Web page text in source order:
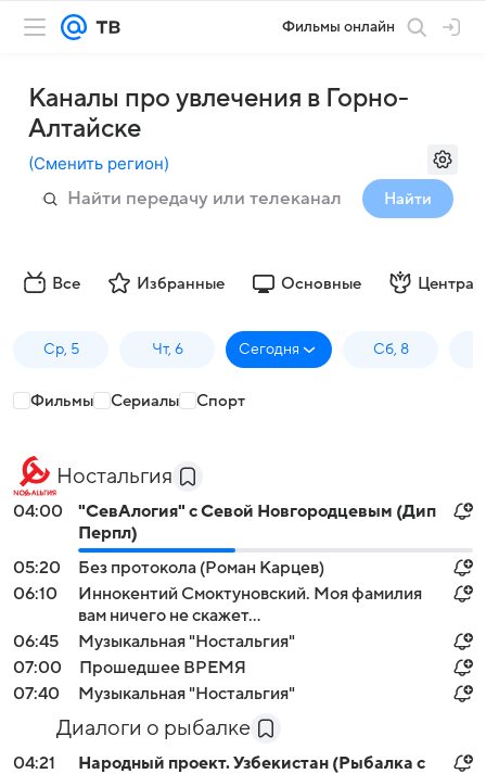
Фильмы онлайн
Каналы про увлечения в Горно-
Алтайске
(Сменить регион)
Найти
Все Избранные Основные
Ср, 5 Чт, 6 Сегодня Сб, 8
Фильмы Сериалы Спорт
Ностальгия
04:00
"СевАлогия" с Севой Новгородцевым (Дип
Перпл)
05:20
Без протокола (Роман Карцев)
06:10
Иннокентий Смоктуновский. Моя фамилия
вам ничего не скажет...
06:45
Музыкальная "Ностальгия"
07:00
Прошедшее ВРЕМЯ
07:40
Музыкальная "Ностальгия"
Диалоги о рыбалке
04:21
Народный проект. Узбекистан (Рыбалка с